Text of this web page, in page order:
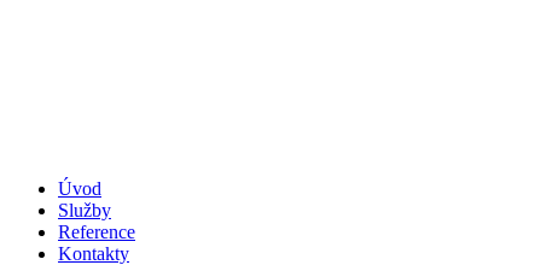
Úvod
Služby
Reference
Kontakty